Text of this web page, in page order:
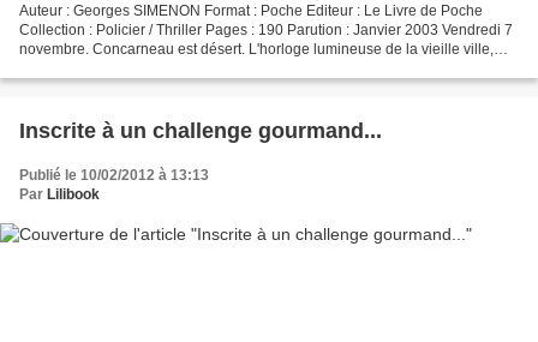
Auteur : Georges SIMENON Format : Poche Editeur : Le Livre de Poche
Collection : Policier / Thriller Pages : 190 Parution : Janvier 2003 Vendredi 7
novembre. Concarneau est désert. L'horloge lumineuse de la vieille ville,
Inscrite à un challenge gourmand...
Publié le 10/02/2012 à 13:13
Par Lilibook